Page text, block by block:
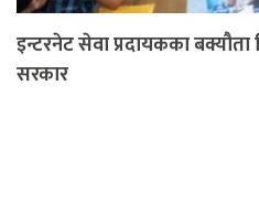
इन्टरनेट सेवा प्रदायकका बक्यौता
सरकार